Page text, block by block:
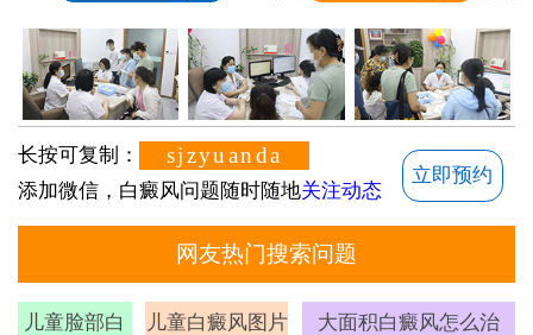
长按可复制： sjzyuanda
添加微信，白癜风问题随时随地关注动态
立即预约
网友热门搜索问题
儿童脸部白
儿童白癜风图片 大面积白癜风怎么治